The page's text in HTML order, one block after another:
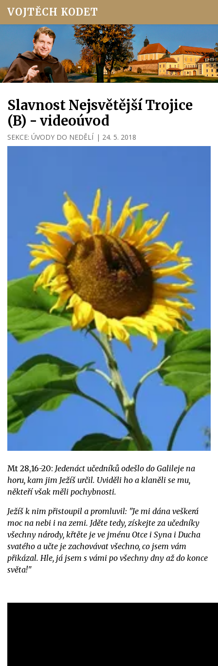
VOJTĚCH KODET
Slavnost Nejsvětější Trojice
(B) - videoúvod
SEKCE: ÚVODY DO NEDĚLÍ | 24. 5. 2018
Mt 28,16-20: Jedenáct učedníků odešlo do Galileje na
horu, kam jim Ježíš určil. Uviděli ho a klaněli se mu,
někteří však měli pochybnosti.
Ježíš k nim přistoupil a promluvil: "Je mi dána veškerá
moc na nebi i na zemi. Jděte tedy, získejte za učedníky
všechny národy, křtěte je ve jménu Otce i Syna i Ducha
svatého a učte je zachovávat všechno, co jsem vám
přikázal. Hle, já jsem s vámi po všechny dny až do konce
světa!"